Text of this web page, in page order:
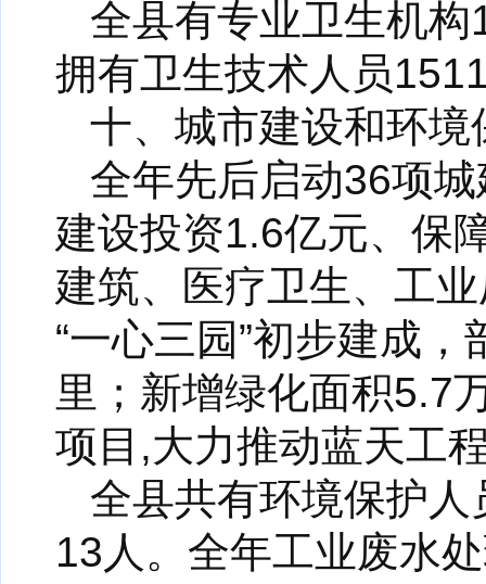
全县有专业卫生机
拥有卫生技术人员
十、城市建设和环境
全年先后启动36项
建设投资1.6亿元、保
建筑、医疗卫生、工
“一心三园”初步建成
里；新增绿化面积5.7
项目,大力推动蓝天工
全县共有环境保护
13人。全年工业废水